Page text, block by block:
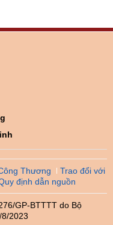
Thương
Trao đổi với
định dẫn nguồn
GP-BTTTT do Bộ
2023